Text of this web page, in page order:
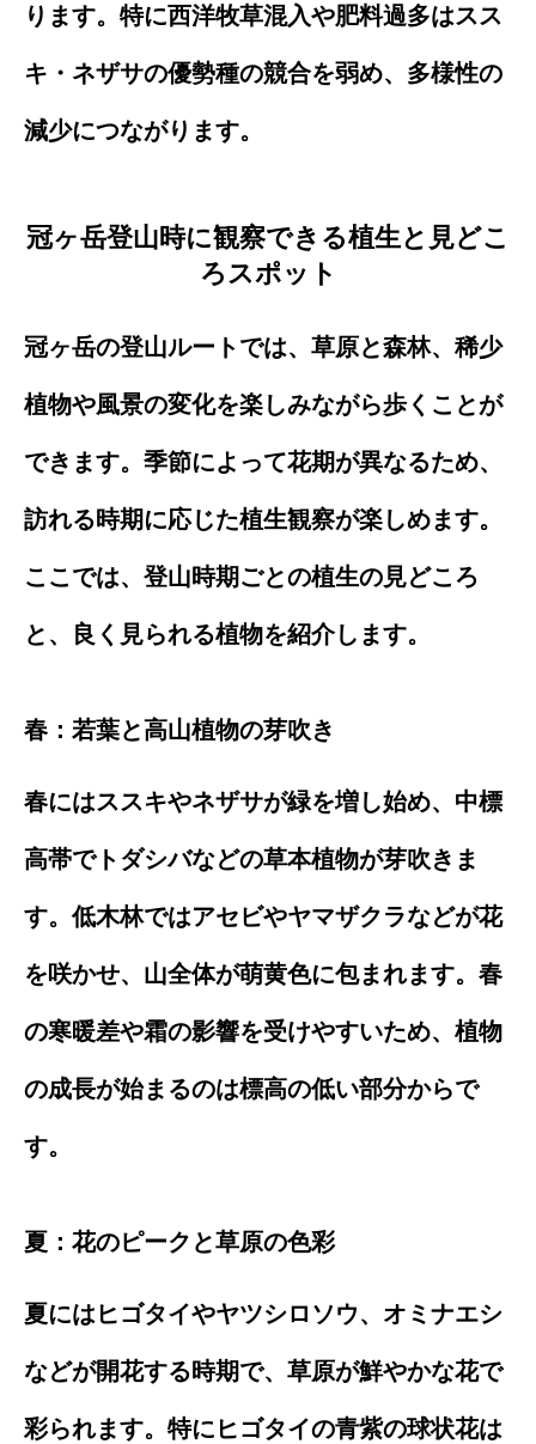
ります。特に西洋牧草混入や肥料過多はスス
キ・ネザサの優勢種の競合を弱め、多様性の
減少につながります。
冠ヶ岳登山時に観察できる植生と見どこ
ろスポット
冠ヶ岳の登山ルートでは、草原と森林、稀少
植物や風景の変化を楽しみながら歩くことが
できます。季節によって花期が異なるため、
訪れる時期に応じた植生観察が楽しめます。
ここでは、登山時期ごとの植生の見どころ
と、良く見られる植物を紹介します。
春：若葉と高山植物の芽吹き
春にはススキやネザサが緑を増し始め、中標
高帯でトダシバなどの草本植物が芽吹きま
す。低木林ではアセビやヤマザクラなどが花
を咲かせ、山全体が萌黄色に包まれます。春
の寒暖差や霜の影響を受けやすいため、植物
の成長が始まるのは標高の低い部分からで
す。
夏：花のピークと草原の色彩
夏にはヒゴタイやヤツシロソウ、オミナエシ
などが開花する時期で、草原が鮮やかな花で
彩られます。特にヒゴタイの青紫の球状花は